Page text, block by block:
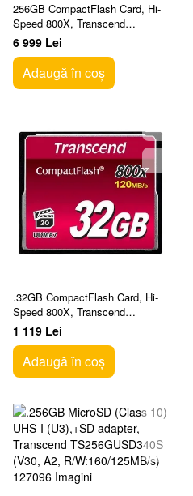
256GB CompactFlash Card, Hi-
Speed 800X, Transcend
"TS256GCF800" (R/W:
120/60MB/s)
6 999 Lei
Adaugă în coș
.32GB CompactFlash Card, Hi-
Speed 800X, Transcend
"TS32GCF800" (R/W:
120/60MB/s)
1 119 Lei
Adaugă în coș